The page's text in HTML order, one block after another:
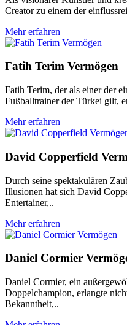
Creator zu einem der
Mehr erfahren
Fatih Terim Vermögen
Fatih Terim, der als einer der
Fußballtrainer der Türkei gilt,
Mehr erfahren
David Copperfield
Durch seine spektakulären
Illusionen hat sich David
Entertainer,..
Mehr erfahren
Daniel Cormier
Daniel Cormier, ein
Doppelchampion, erlangte
Bekanntheit,..